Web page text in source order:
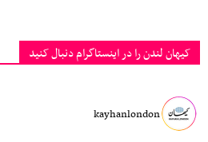
کیهان لندن را در اینستاگرام دنبال کنید
kayhanlondon